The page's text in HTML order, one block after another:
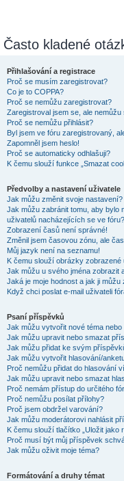
Často kladené
Přihlašování a registrace
Proč se musím zaregistrovat?
Co je to COPPA?
Proč se nemůžu zaregistrovat?
Zaregistroval jsem se, ale nemůžu
Proč se nemůžu přihlásit?
Byl jsem ve fóru zaregistrovaný,
Zapomněl jsem heslo!
Proč se automaticky odhlašuji?
K čemu slouží funkce „Smazat
Předvolby a nastavení uživatele
Jak můžu změnit svoje nastavení?
Jak můžu zabránit tomu, aby bylo
uživatelů nacházejících se ve fóru?
Zobrazení časů není správné!
Změnil jsem časovou zónu, ale
Můj jazyk není na seznamu!
K čemu slouží obrázky zobrazené
Jak můžu u svého jména zobrazit
Jaká je moje hodnost a jak ji můžu
Když chci poslat e-mail uživateli
Psaní příspěvků
Jak můžu vytvořit nové téma
Jak můžu upravit nebo smazat
Jak můžu přidat ke svým
Jak můžu vytvořit hlasování/
Proč nemůžu přidat do hlasování
Jak můžu upravit nebo smazat
Proč nemám přístup do určitého
Proč nemůžu posílat přílohy?
Proč jsem obdržel varování?
Jak můžu moderátorovi nahlásit
K čemu slouží tlačítko „Uložit
Proč musí být můj příspěvek
Jak můžu oživit moje téma?
Formátování a druhy témat